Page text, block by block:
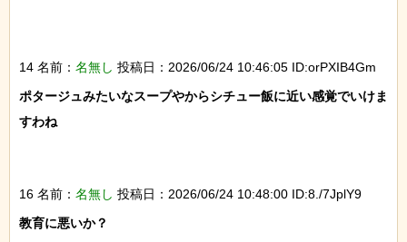
14 名前： 名無し 投稿日：2026/06/24 10:46:05 ID:orPXIB4Gm
ポタージュみたいなスープやからシチュー飯に近い感覚でいけま
すわね
16 名前： 名無し 投稿日：2026/06/24 10:48:00 ID:8./7JplY9
教育に悪いか？